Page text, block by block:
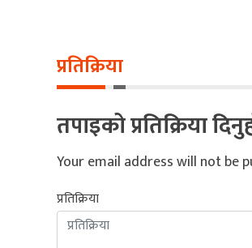
प्रतिक्रिया
तपाइको प्रतिक्रिया
Your email address will not be
प्रतिक्रिया